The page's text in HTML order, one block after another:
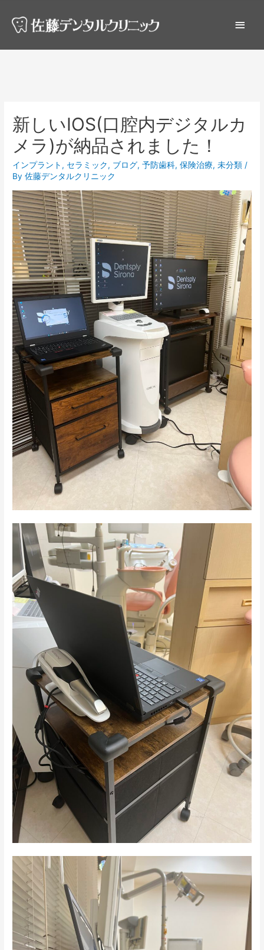
新しいIOS(口腔内デジタルカ
メラ)が納品されました！
インプラント , セラミック, ブログ,予防歯科,保険治療,未分類 /
By佐藤デンタルクリニック